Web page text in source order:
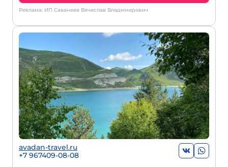
Реклама: ИП Саванеев Вячеслав Владимирович
avadan-travel.ru
+7 967409-08-08